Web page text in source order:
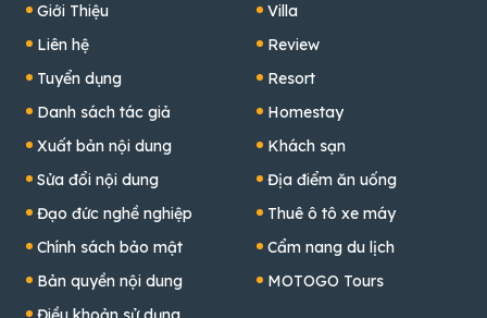
Giới Thiệu
Liên hệ
Tuyển dụng
Danh sách tác giả
Xuất bản nội dung
Sửa đổi nội dung
Đạo đức nghề nghiệp
Chính sách bảo mật
Bản quyền nội dung
Villa
Review
Resort
Homestay
Khách sạn
Địa điểm ăn uống
Thuê ô tô xe máy
Cẩm nang du lịch
MOTOGO Tours